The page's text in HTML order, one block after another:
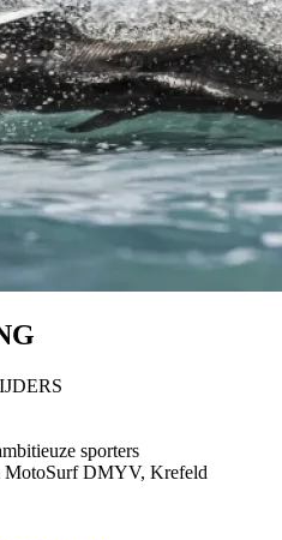
sporters
MotoSurf DMYV, Krefeld